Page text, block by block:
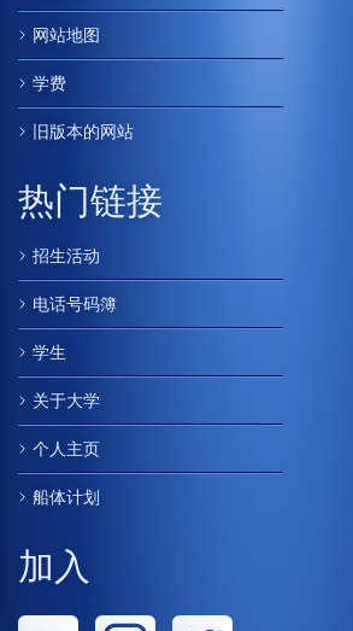
网站地图
学费
旧版本的网站
热门链接
招生活动
电话号码簿
学生
关于大学
个人主页
船体计划
加入